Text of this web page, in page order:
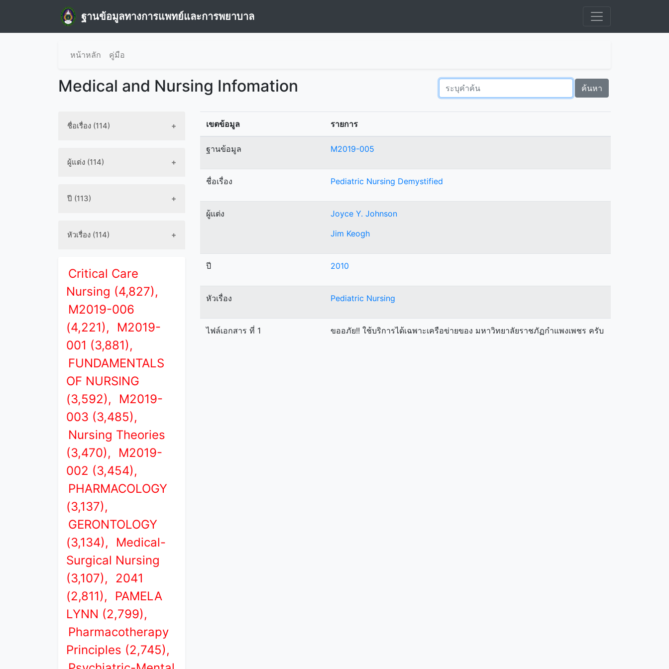
ฐานข้อมูลทางการแพทย์และการพยาบาล
หน้าหลัก คู่มือ
Medical and Nursing Infomation ค้นหา
ชื่อเรื่อง (114)
ผู้แต่ง (114)
ปี (113)
หัวเรื่อง (114)
Critical Care
Nursing (4,827),
M2019-006
(4,221),
M2019-
001 (3,881),
FUNDAMENTALS
OF NURSING
(3,592),
M2019-
003 (3,485),
Nursing Theories
(3,470),
M2019-
002 (3,454),
PHARMACOLOGY
(3,137),
GERONTOLOGY
(3,134),
Medical-
Surgical Nursing
(3,107),
2041
(2,811),
PAMELA
LYNN (2,799),
Pharmacotherapy
Principles (2,745),
เขตข้อมูล รายการ
ฐานข้อมูล M2019-005
ชื่อเรื่อง Pediatric Nursing Demystified
ผู้แต่ง
Joyce Y. Johnson
Jim Keogh
ปี 2010
หัวเรื่อง Pediatric Nursing
ไฟล์เอกสาร ที่ 1 ขออภัย!! ใช้บริการได้เฉพาะเครือข่ายของ มหาวิทยาลัยราชภัฏกำแพงเพชร ครับ